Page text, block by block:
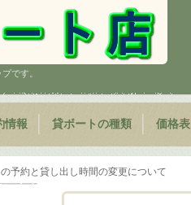
です。
情報 貸ボートの種類 価格表
予約と貸し出し時間の変更について